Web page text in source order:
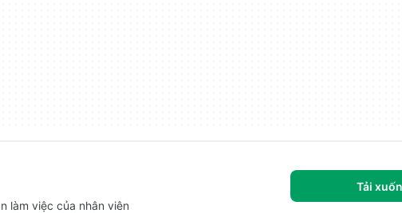
làm việc của nhân viên
Tải